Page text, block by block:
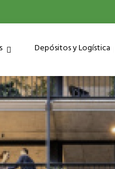
Depósitos y Logística